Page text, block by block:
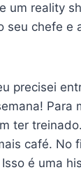
um reality
seu chefe e
precisei
Para
ter
café. No
é uma